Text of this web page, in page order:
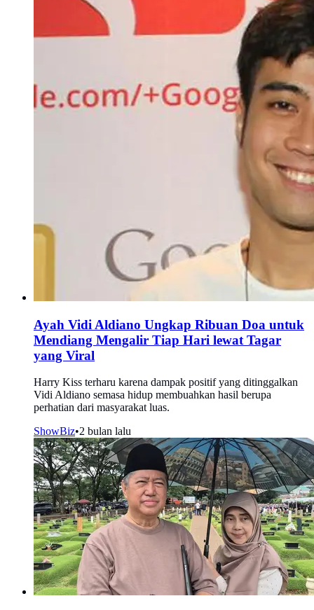
Ayah Vidi Aldiano Ungkap Ribuan Doa untuk
Mendiang Mengalir Tiap Hari lewat Tagar
yang Viral
Harry Kiss terharu karena dampak positif yang ditinggalkan
Vidi Aldiano semasa hidup membuahkan hasil berupa
perhatian dari masyarakat luas.
ShowBiz•2 bulan lalu